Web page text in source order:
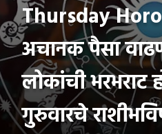
Thursday
अचानक पैसा
लोकांची भरभराट
गुरुवारचे